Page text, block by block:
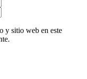
y sitio web en este